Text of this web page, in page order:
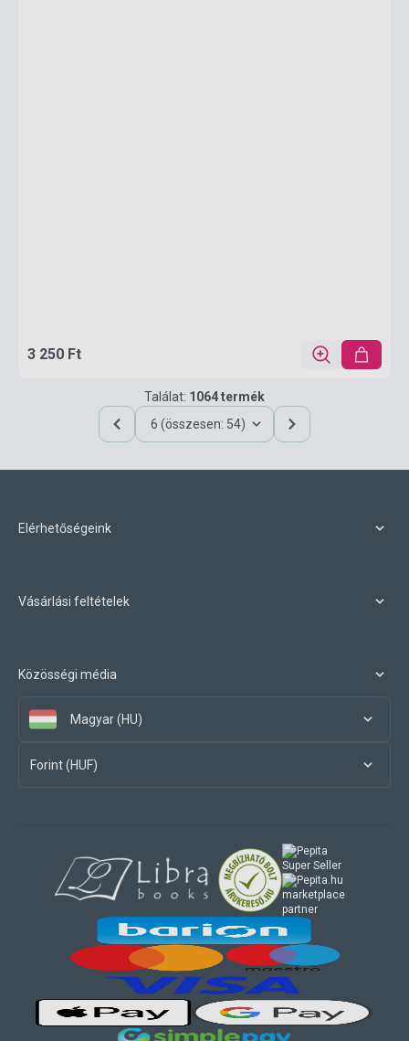
3 250 Ft
Találat: 1064 termék
6 (összesen: 54)
Elérhetőségeink
Vásárlási feltételek
Közösségi média
Magyar (HU)
Forint (HUF)
marketplace
partner